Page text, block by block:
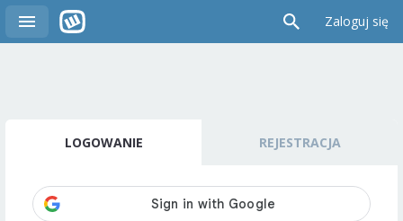
Zaloguj się
LOGOWANIE REJESTRACJA